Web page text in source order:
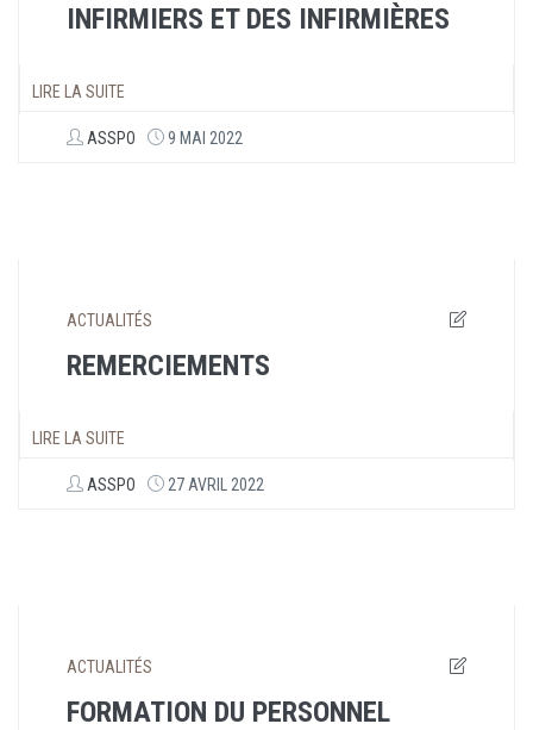
INFIRMIERS ET DES INFIRMIÈRES
ASSPO 9 MAI 2022
LIRE LA SUITE
ACTUALITÉS
REMERCIEMENTS
ASSPO 27 AVRIL 2022
LIRE LA SUITE
ACTUALITÉS
FORMATION DU PERSONNEL